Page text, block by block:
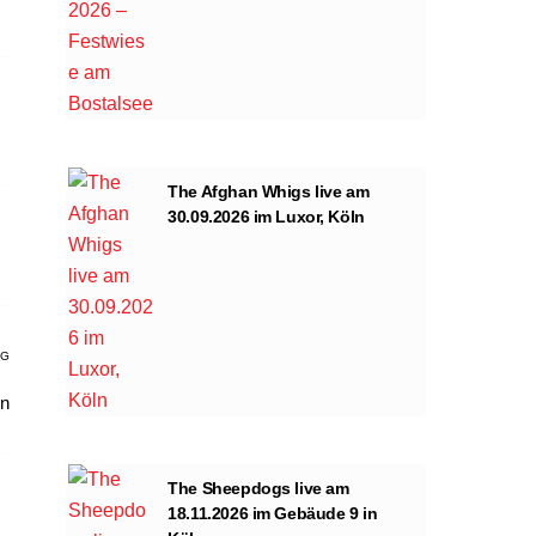
The Afghan Whigs live am
30.09.2026 im Luxor, Köln
The Sheepdogs live am
18.11.2026 im Gebäude 9 in